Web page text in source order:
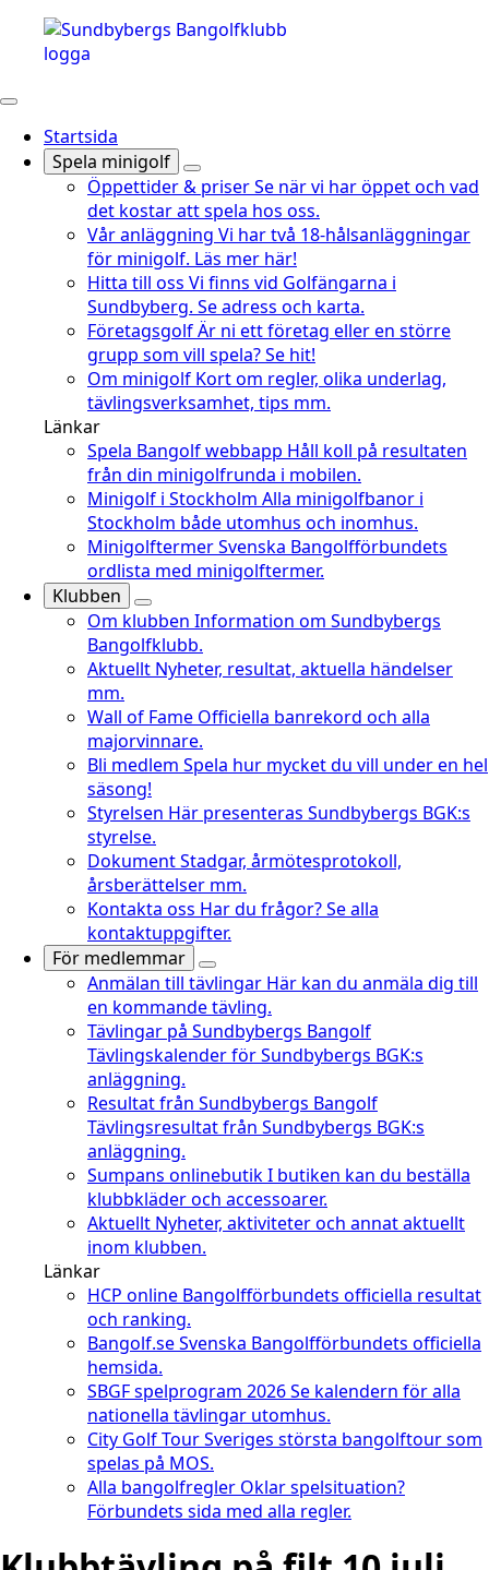
Startsida
Spela minigolf
Öppettider & priserSe när vi har öppet och vad
det kostar att spela hos oss.
Vår anläggning Vi har två 18-hålsanläggningar
för minigolf. Läs mer här!
Hitta till oss Vi finns vid Golfängarna i
Sundbyberg. Se adress och karta.
FöretagsgolfÄr ni ett företag eller en större
grupp som vill spela? Se hit!
Om minigolf Kort om regler, olika underlag,
tävlingsverksamhet, tips mm.
Länkar
Spela Bangolf webbapp Håll koll på resultaten
från din minigolfrunda i mobilen.
Minigolf i Stockholm Alla minigolfbanor i
Stockholm både utomhus och inomhus.
MinigolftermerSvenska Bangolfförbundets
ordlista med minigolftermer.
Klubben
Om klubben Information om Sundbybergs
Bangolfklubb.
Aktuellt Nyheter, resultat, aktuella händelser
mm.
Wall of Fame Officiella banrekord och alla
majorvinnare.
Bli medlem Spela hur mycket du vill under en hel
säsong!
Styrelsen Här presenteras Sundbybergs BGK:s
styrelse.
DokumentStadgar, årmötesprotokoll,
årsberättelser mm.
Kontakta oss Har du frågor? Se alla
kontaktuppgifter.
För medlemmar
Anmälan till tävlingar Här kan du anmäla dig till
en kommande tävling.
Tävlingar på Sundbybergs Bangolf
Tävlingskalender för Sundbybergs BGK:s
anläggning.
Resultat från Sundbybergs Bangolf
Tävlingsresultat från Sundbybergs BGK:s
anläggning.
Sumpans onlinebutikI butiken kan du beställa
klubbkläder och accessoarer.
Aktuellt Nyheter, aktiviteter och annat aktuellt
inom klubben.
Länkar
HCP online Bangolfförbundets officiella resultat
och ranking.
Bangolf.seSvenska Bangolfförbundets officiella
hemsida.
SBGF spelprogram 2026Se kalendern för alla
nationella tävlingar utomhus.
City Golf TourSveriges största bangolftour som
spelas på MOS.
Alla bangolfregler Oklar spelsituation?
Förbundets sida med alla regler.